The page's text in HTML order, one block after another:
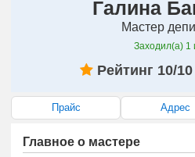
Галина
Мастер
Заходил(а) 1
Рейтинг 10/10
Прайс Адрес
Главное о мастере